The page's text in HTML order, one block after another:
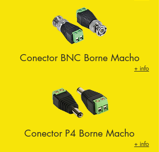
Conector BNC Borne Macho
+ info
Conector P4 Borne Macho
+ info